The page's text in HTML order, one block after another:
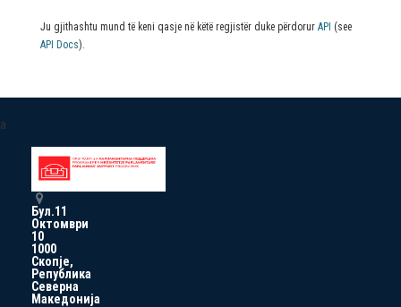
Ju gjithashtu mund të keni qasje në këtë regjistër duke përdorur API (see
API Docs).
a
Бул.11
Октомври
10
1000
Скопје,
Република
Северна
Македонија